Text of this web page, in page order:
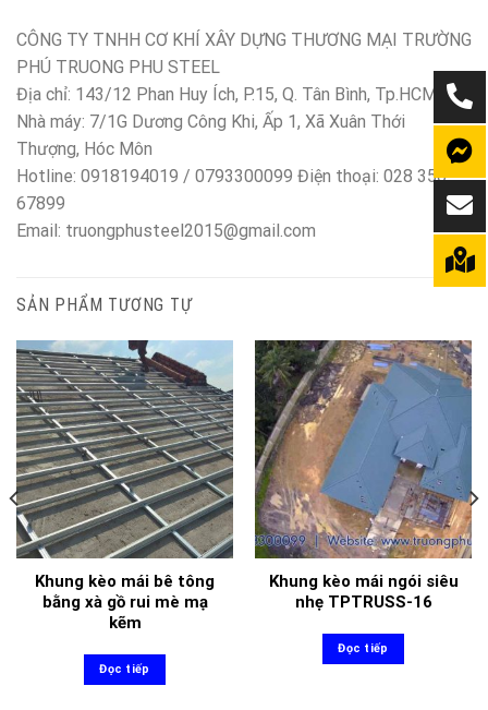
CÔNG TY TNHH CƠ KHÍ XÂY DỰNG THƯƠNG MẠI TRƯỜNG
PHÚ TRUONG PHU STEEL
Địa chỉ: 143/12 Phan Huy Ích, P.15, Q. Tân Bình, Tp.HCM
Nhà máy: 7/1G Dương Công Khi, Ấp 1, Xã Xuân Thới
Thượng, Hóc Môn
Hotline: 0918194019 / 0793300099 Điện thoại: 028 350
67899
Email: truongphusteel2015@gmail.com
SẢN PHẨM TƯƠNG TỰ
Khung kèo mái bê tông
bằng xà gồ rui mè mạ
kẽm
Đọc tiếp
Khung kèo mái ngói siêu
nhẹ TPTRUSS-16
Đọc tiếp